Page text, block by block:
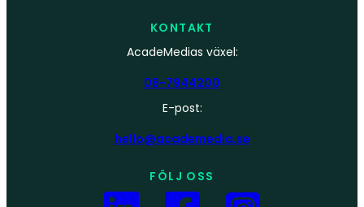
KONTAKT
AcadeMedias växel:
08-7944200
E-post:
hello@academedia.se
FÖLJ OSS